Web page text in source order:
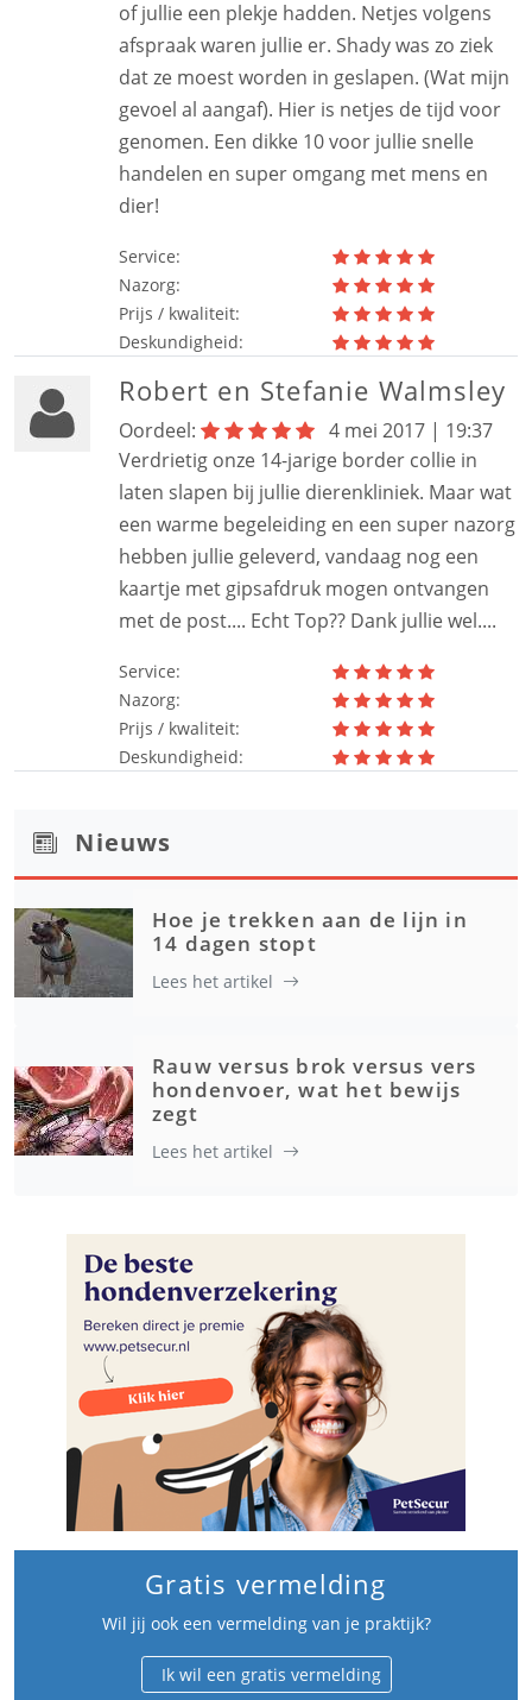
of jullie een plekje hadden. Netjes volgens
afspraak waren jullie er. Shady was zo ziek
dat ze moest worden in geslapen. (Wat mijn
gevoel al aangaf). Hier is netjes de tijd voor
genomen. Een dikke 10 voor jullie snelle
handelen en super omgang met mens en
dier!
Service:
Nazorg:
Prijs / kwaliteit:
Deskundigheid:
Robert en Stefanie Walmsley
Oordeel:
4 mei 2017 | 19:37
Verdrietig onze 14-jarige border collie in
laten slapen bij jullie dierenkliniek. Maar wat
een warme begeleiding en een super nazorg
hebben jullie geleverd, vandaag nog een
kaartje met gipsafdruk mogen ontvangen
met de post.... Echt Top?? Dank jullie wel....
Service:
Nazorg:
Prijs / kwaliteit:
Deskundigheid:
Nieuws
Hoe je trekken aan de lijn in
14 dagen stopt
Lees het artikel
Rauw versus brok versus vers
hondenvoer, wat het bewijs
zegt
Lees het artikel
Gratis vermelding
Wil jij ook een vermelding van je praktijk?
Ik wil een gratis vermelding